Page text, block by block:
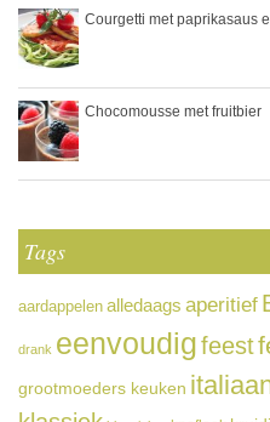
Courgetti met paprikasaus
Chocomousse met fruitbier
Tags
aardappelen alledaags aperitief
drank eenvoudigfeest
grootmoeders keuken